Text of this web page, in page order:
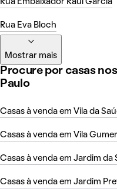
Rua Embaixador Raul Garcia
Rua Eva Bloch
Mostrar mais
Procure por casas
Paulo
Casas à venda em Vila da
Casas à venda em Vila
Casas à venda em Jardim da
Casas à venda em Jardim